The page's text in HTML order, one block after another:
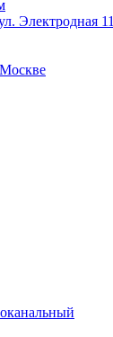
Электродная 11